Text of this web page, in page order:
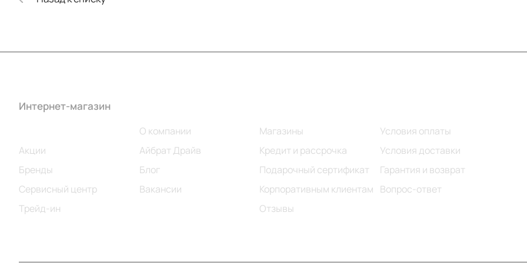
Интернет-магазин
Акции
Бренды
Сервисный центр
Трейд-ин
О компании
Айбрат Драйв
Блог
Вакансии
Магазины
Кредит и рассрочка
Подарочный сертификат
Корпоративным клиентам
Отзывы
Условия оплаты
Условия доставки
Гарантия и возврат
Вопрос-ответ